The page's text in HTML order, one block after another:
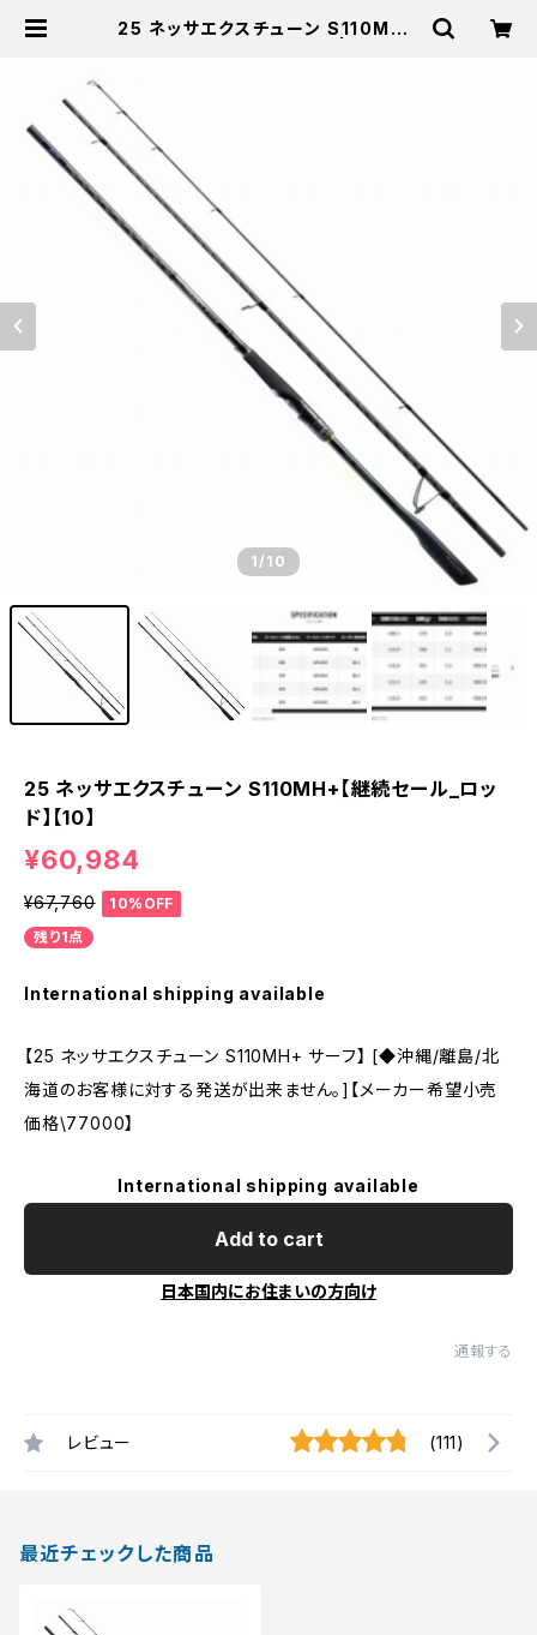
25 ネッサエクスチューン S110MH+
1/10
25 ネッサエクスチューン S110MH+【継続セール_ロッ
ド】【10】
¥60,984
¥67,760
10%OFF
残り1点
International shipping available
【25 ネッサエクスチューン S110MH+ サーフ】 [◆沖縄/離島/北
海道のお客様に対する発送が出来ません。]【メーカー希望小売
価格\77000】
International shipping available
Add to cart
日本国内にお住まいの方向け
通報する
レビュー (111)
最近チェックした商品